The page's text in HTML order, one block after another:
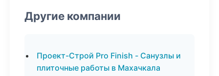
Другие компании
Проект-Строй Pro Finish - Санузлы и
плиточные работы в Махачкала